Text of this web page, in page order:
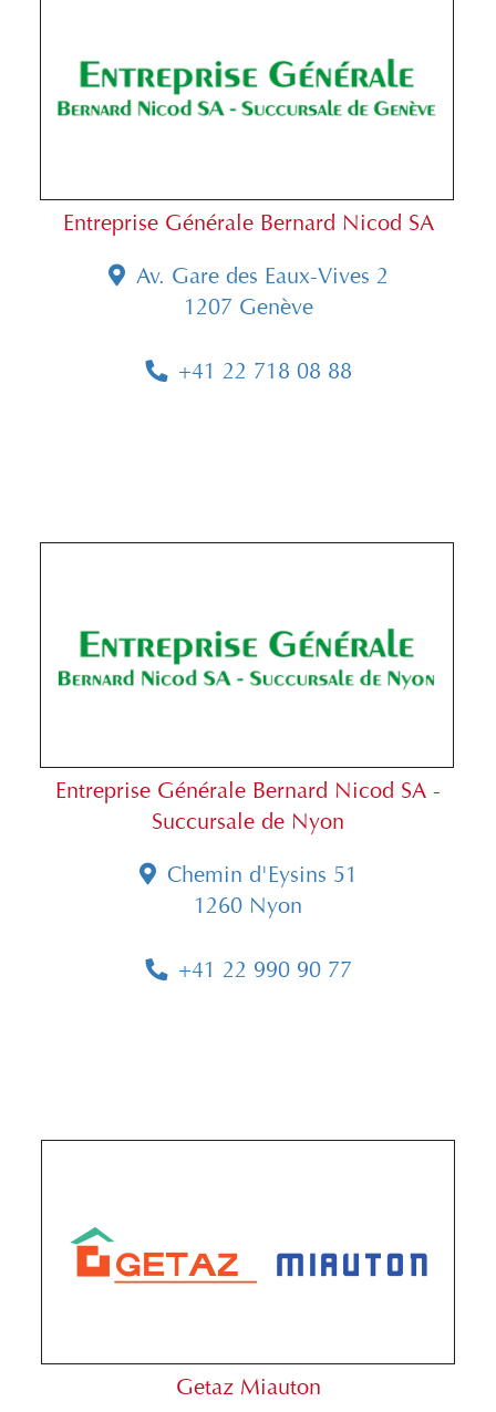
Entreprise Générale Bernard Nicod SA
Av. Gare des Eaux-Vives 2
1207 Genève
+41 22 718 08 88
Entreprise Générale Bernard Nicod SA -
Succursale de Nyon
Chemin d'Eysins 51
1260 Nyon
+41 22 990 90 77
Getaz Miauton